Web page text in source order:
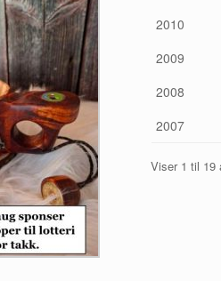
2010
2009
2008
2007
Viser 1 til 19